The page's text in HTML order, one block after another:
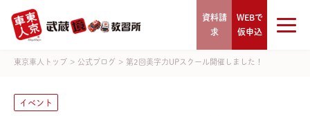
資料請
求
WEBで
仮申込
東京車人トップ > 公式ブログ > 第2回美字力UPスクール開催しました！
イベント